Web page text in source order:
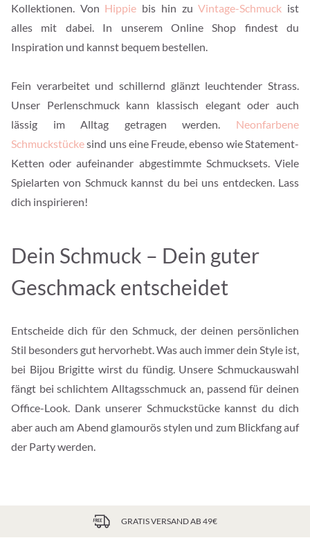
Kollektionen. Von Hippie bis hin zuVintage-Schmuck ist
alles mit dabei. In unserem Online Shop findest du
Inspiration und kannst bequem bestellen.
Fein verarbeitet und schillernd glänzt leuchtender Strass.
Unser Perlenschmuck kann klassisch elegant oder auch
lässig im Alltag getragen werden. Neonfarbene
Schmuckstückesind uns eine Freude, ebenso wie Statement-
Ketten oder aufeinander abgestimmte Schmucksets. Viele
Spielarten von Schmuck kannst du bei uns entdecken. Lass
dich inspirieren!
Dein Schmuck – Dein guter
Geschmack entscheidet
Entscheide dich für den Schmuck, der deinen persönlichen
Stil besonders gut hervorhebt. Was auch immer dein Style ist,
bei Bijou Brigitte wirst du fündig. Unsere Schmuckauswahl
fängt bei schlichtem Alltagsschmuck an, passend für deinen
Office-Look. Dank unserer Schmuckstücke kannst du dich
aber auch am Abend glamourös stylen und zum Blickfang auf
der Party werden.
GRATIS VERSAND AB 49€